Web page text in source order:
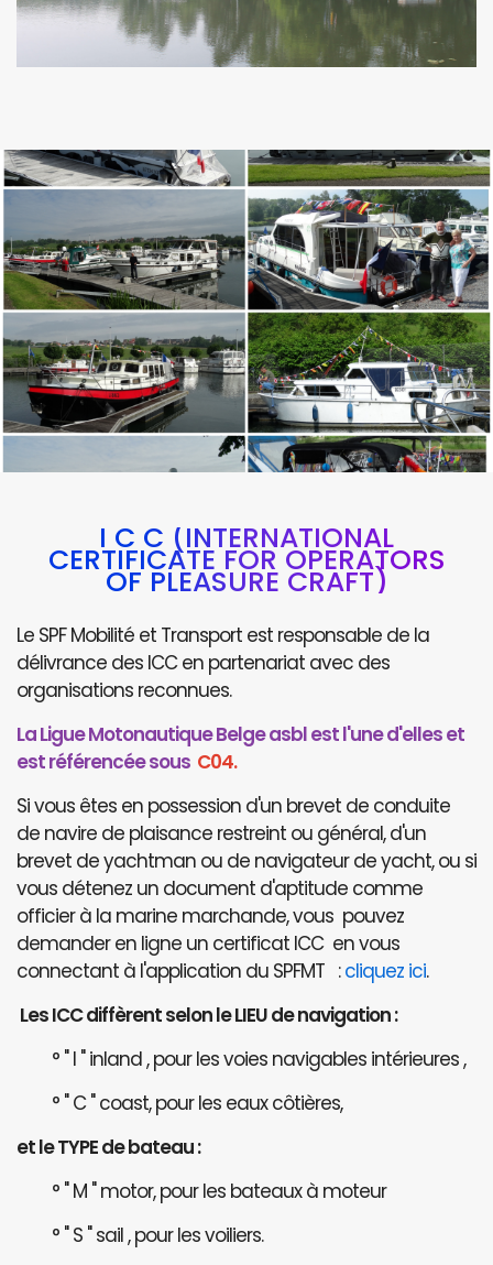
I C C (INTERNATIONAL
CERTIFICATE FOR OPERATORS
OF PLEASURE CRAFT)
Le SPF Mobilité et Transport est responsable de la
délivrance des ICC en partenariat avec des
organisations reconnues.
La Ligue Motonautique Belge asbl est l'une d'elles et
est référencée sous C04.
Si vous êtes en possession d'un brevet de conduite
de navire de plaisance restreint ou général, d'un
brevet de yachtman ou de navigateur de yacht, ou si
vous détenez un document d'aptitude comme
officier à la marine marchande, vous pouvez
demander en ligne un certificat ICC en vous
connectant à l'application du SPFMT :cliquez ici.
Les ICC diffèrent selon le LIEU de navigation :
° " I " inland , pour les voies navigables intérieures ,
° " C " coast, pour les eaux côtières,
et le TYPE de bateau :
° " M " motor, pour les bateaux à moteur
° " S " sail , pour les voiliers.